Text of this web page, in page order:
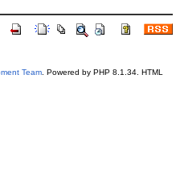
Team. Powered by PHP 8.1.34. HTML